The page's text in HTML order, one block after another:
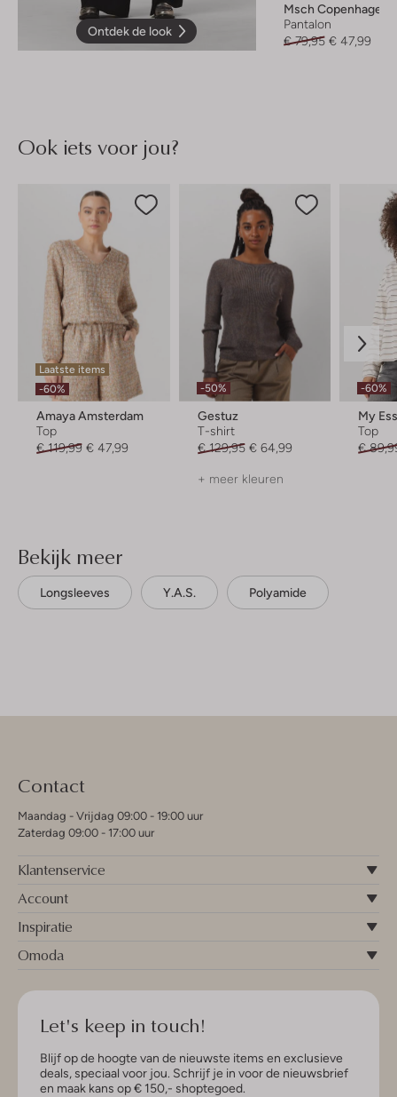
Ontdek de look
Msch Copenhagen
Pantalon
€ 79,95 € 47,99
Ook iets voor jou?
Laatste items
-60%
Amaya Amsterdam
Top
€ 119,99 € 47,99
-50%
Gestuz
T-shirt
€ 129,95 € 64,99
+ meer kleuren
-60%
Top
€
Bekijk meer
Longsleeves Y.a.s. Polyamide
Contact
Maandag - Vrijdag 09:00 - 19:00 uur
Zaterdag 09:00 - 17:00 uur
Klantenservice
Account
Inspiratie
Omoda
Let's keep in touch!
Blijf op de hoogte van de nieuwste items en exclusieve
deals, speciaal voor jou. Schrijf je in voor de nieuwsbrief
en maak kans op € 150,- shoptegoed.